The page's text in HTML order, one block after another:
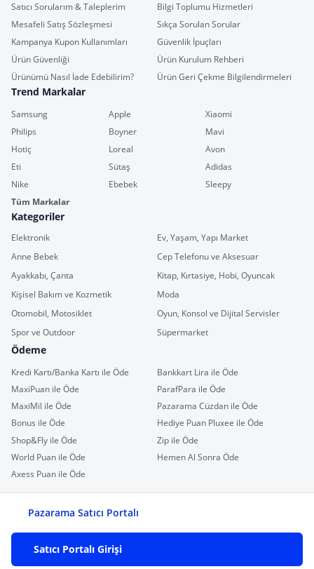
Satıcı Sorularım & Taleplerim
Bilgi Toplumu Hizmetleri
Mesafeli Satış Sözleşmesi
Sıkça Sorulan Sorular
Kampanya Kupon Kullanımları
Güvenlik İpuçları
Ürün Güvenliği
Ürün Kurulum Rehberi
Ürünümü Nasıl İade Edebilirim?
Ürün Geri Çekme Bilgilendirmeleri
Trend Markalar
Samsung Apple
Xiaomi
Philips
Boyner
Mavi
Hotiç
Loreal
Avon
Eti
Sütaş
Adidas
Nike
Ebebek
Sleepy
Tüm Markalar
Kategoriler
Elektronik
Ev, Yaşam, Yapı Market
Anne Bebek
Cep Telefonu ve Aksesuar
Ayakkabı, Çanta
Kitap, Kırtasiye, Hobi, Oyuncak
Kişisel Bakım ve Kozmetik
Moda
Otomobil, Motosiklet
Oyun, Konsol ve Dijital Servisler
Spor ve Outdoor
Süpermarket
Ödeme
Kredi Kartı/Banka Kartı ile Öde
Bankkart Lira ile Öde
MaxiPuan ile Öde
ParafPara ile Öde
MaxiMil ile Öde
Pazarama Cüzdan ile Öde
Bonus ile Öde
Hediye Puan Pluxee ile Öde
Shop&Fly ile Öde
Zip ile Öde
World Puan ile Öde
Hemen Al Sonra Öde
Axess Puan ile Öde
Pazarama Satıcı Portalı
Satıcı Portalı Girişi